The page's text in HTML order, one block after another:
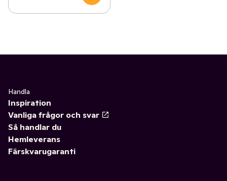
Handla
Inspiration
Vanliga frågor och svar
Så handlar du
Hemleverans
Färskvarugaranti